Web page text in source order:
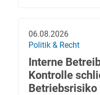
06.08.2026
Politik & Recht
Interne
Kontrolle
Betriebsrisiko